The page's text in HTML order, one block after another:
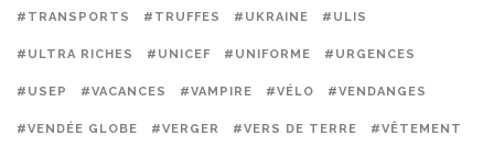
#TRANSPORTS #TRUFFES #UKRAINE #ULIS
#ULTRA RICHES #UNICEF #UNIFORME #URGENCES
#USEP #VACANCES #VAMPIRE #VÉLO #VENDANGES
#VENDÉE GLOBE #VERGER #VERS DE TERRE #VÊTEMENT